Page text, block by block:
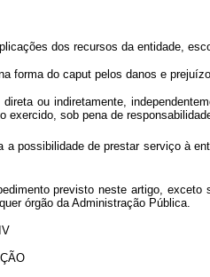
dos recursos da entidade,
do caput pelos danos e
ou indiretamente,
sob pena de
de prestar serviço à
previsto neste artigo,
órgão da Administração Pública.